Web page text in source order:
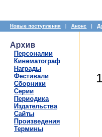
Новые поступления | Анонс |
Архив
Персоналии
Кинематограф
Награды
Фестивали
Сборники
Серии
Периодика
Издательства
Сайты
Произведения
Термины